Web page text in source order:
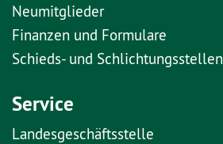
Neumitglieder
Finanzen und Formulare
Schieds- und Schlichtungsstellen
Service
Landesgeschäftsstelle